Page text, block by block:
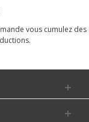
vous cumulez des